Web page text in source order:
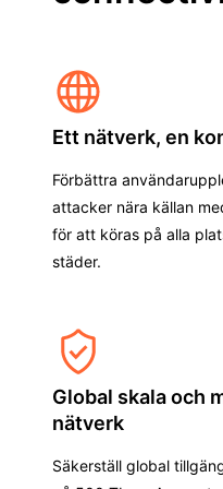
Ett nätverk, en
Förbättra
attacker nära källan
för att köras på alla
städer.
Global skala och
nätverk
Säkerställ global